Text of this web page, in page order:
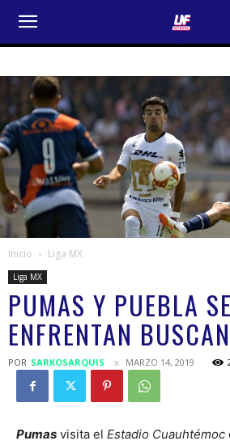
Inicio Liga MX
Liga MX
PUMAS Y PUEBLA SE
ENFRENTAN
POR SARKOSARQUIS MARZO 14, 2019
Pumas visita el Estadio Cuauhtémoc